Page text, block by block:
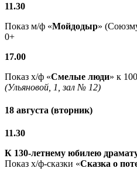
11.30
Показ м/ф «Мойдодыр»
0+
17.00
Показ х/ф «Смелые люди» к
(Ульяновой, 1, зал № 12)
18 августа (вторник)
11.30
К 130-летнему юбилею
Показ х/ф-сказки «Сказка о